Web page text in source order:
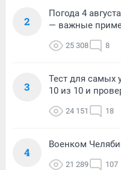
2
Погода 4
— важные
25 308 8
3
Тест для самых
10 из 10 и
24 151 18
4
Военком
21 289 107